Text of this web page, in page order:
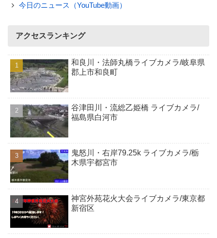
今日のニュース（YouTube動画）
アクセスランキング
和良川・法師丸橋ライブカメラ/岐阜県
郡上市和良町
谷津田川・流総乙姫橋 ライブカメラ/
福島県白河市
鬼怒川・右岸79.25k ライブカメラ/栃
木県宇都宮市
神宮外苑花火大会ライブカメラ/東京都
新宿区